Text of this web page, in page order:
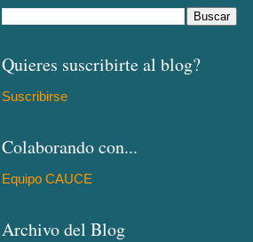
Quieres suscribirte al blog?
Suscribirse
Colaborando con...
Equipo CAUCE
Archivo del Blog